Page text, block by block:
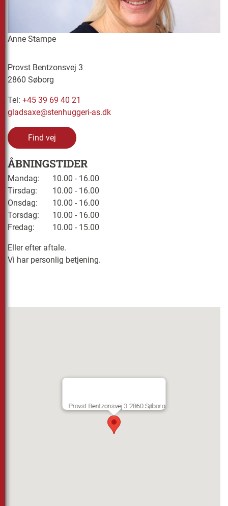
Anne Stampe
Provst Bentzonsvej 3
2860 Søborg
Tel: +45 39 69 40 21
gladsaxe@stenhuggeri-as.dk
Find vej
ÅBNINGSTIDER
Mandag:
10.00 - 16.00
Tirsdag:
10.00 - 16.00
Onsdag:
10.00 - 16.00
Torsdag:
10.00 - 16.00
Fredag:
10.00 - 15.00
Eller efter aftale.
Vi har personlig betjening.
Provst Bentzonsvej 3 2860 Søborg